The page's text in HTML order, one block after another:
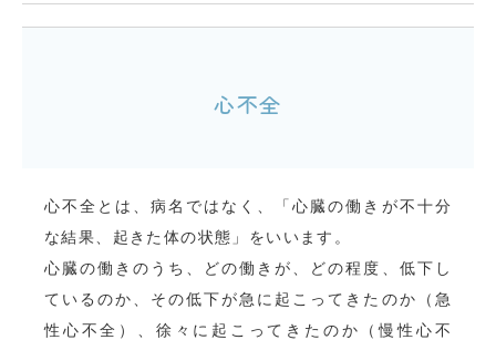
心不全
心不全とは、病名ではなく、「心臓の働きが不十分
な結果、起きた体の状態」をいいます。
心臓の働きのうち、どの働きが、どの程度、低下し
ているのか、その低下が急に起こってきたのか（急
性心不全）、徐々に起こってきたのか（慢性心不